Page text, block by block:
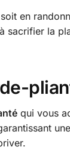
en
sacrifier la
qui vous